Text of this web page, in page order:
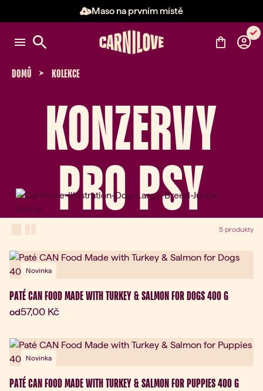
Maso na prvním místě
Položka 2 z 3: Maso na prvním
DOMŮ KOLEKCE
KONZERVY
PRO PSY
5 produkty
Novinka
PATÉ CAN FOOD MADE WITH TURKEY & SALMON FOR DOGS 400 G
odAktuální cena:
57,00 Kč
Novinka
PATÉ CAN FOOD MADE WITH TURKEY & SALMON FOR PUPPIES 400 G